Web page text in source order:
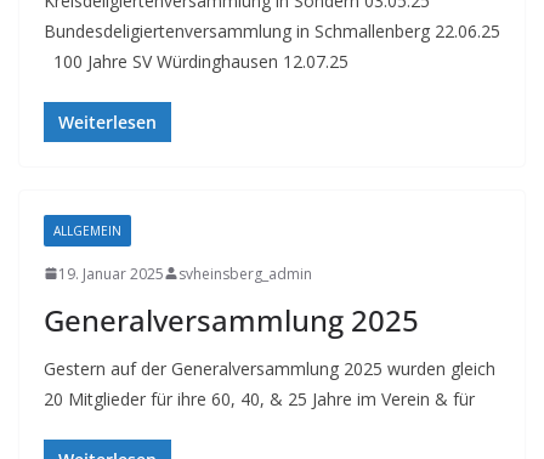
Bundesdeligiertenversammlung in Schmallenberg 22.06.25
100 Jahre SV Würdinghausen 12.07.25
Weiterlesen
ALLGEMEIN
19. Januar 2025 svheinsberg_admin
Generalversammlung 2025
Gestern auf der Generalversammlung 2025 wurden gleich
20 Mitglieder für ihre 60, 40, & 25 Jahre im Verein & für